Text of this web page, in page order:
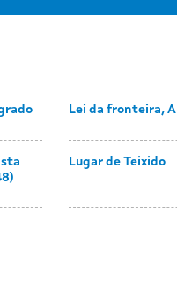
Lei da fronteira, A
Lugar de Teixido